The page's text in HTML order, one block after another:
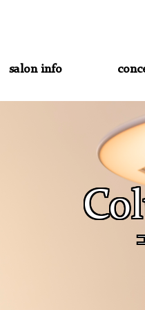
salon info